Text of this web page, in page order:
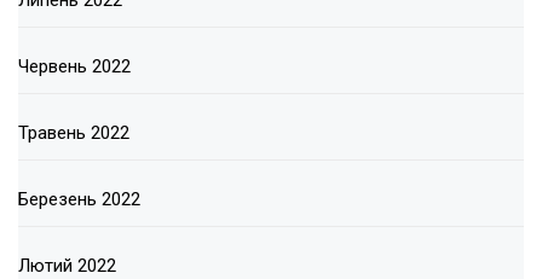
Червень 2022
Травень 2022
Березень 2022
Лютий 2022